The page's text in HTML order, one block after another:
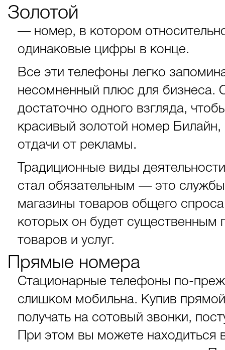
Золотой
— номер, в котором
одинаковые цифры в конце.
Все эти телефоны легко
несомненный плюс для бизнеса.
достаточно одного взгляда,
красивый золотой номер
отдачи от рекламы.
Традиционные виды
стал обязательным — это
магазины товаров общего
которых он будет
товаров и услуг.
Прямые номера
Стационарные телефоны по-
слишком мобильна. Купив
получать на сотовый звонки,
При этом вы можете находиться